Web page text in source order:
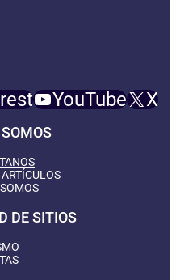
YouTube X
DE SITIOS